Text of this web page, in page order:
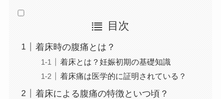
目次
着床時の腹痛とは？
着床とは？妊娠初期の基礎知識
着床痛は医学的に証明されている？
着床による腹痛の特徴といつ頃？